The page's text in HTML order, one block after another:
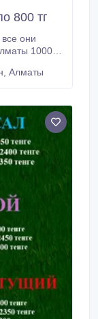
800 тг
они
номер
Алматы